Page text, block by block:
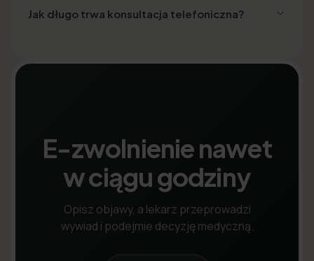
Jak długo trwa konsultacja telefoniczna?
E-zwolnienie nawet
w ciągu godziny
Opisz objawy, a lekarz przeprowadzi
wywiad i podejmie decyzję medyczną.